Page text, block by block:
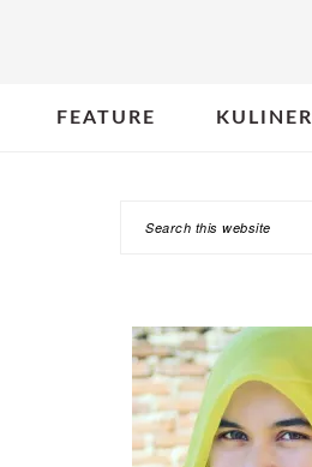
FEATURE KULINER
PRIMARY
Search